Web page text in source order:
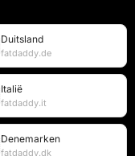
Duitsland
fatdaddy.de
Italië
fatdaddy.it
Denemarken
fatdaddy.dk